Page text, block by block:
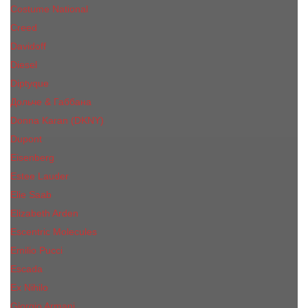
Costume National
Creed
Davidoff
Diesel
Diptyque
Дольче & Габбана
Donna Karan (DKNY)
Dupont
Eisenberg
Еsteе Lаudеr
Elie Saab
Elizabeth Arden
Escentric Molecules
Emilio Pucci
Escada
Ex Nihilo